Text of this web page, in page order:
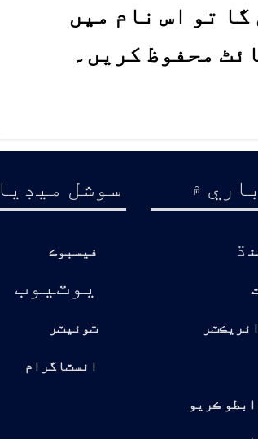
تو اس نام میں
محفوظ کریں۔
۾
ڌ
ڪريو
سوشل ميڊيا
فيسبوڪ
يوٽيوب
ٽوئيٽر
انسٽاگرام